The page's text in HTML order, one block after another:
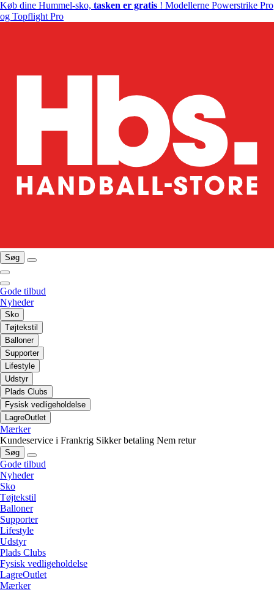
Køb dine Hummel-sko, tasken er gratis ! Modellerne Powerstrike Pro
og Topflight Pro
Søg
Gode tilbud
Nyheder
Sko
Tøjtekstil
Balloner
Supporter
Lifestyle
Udstyr
Plads Clubs
Fysisk vedligeholdelse
LagreOutlet
Mærker
Kundeservice i Frankrig Sikker betaling Nem retur
Søg
Gode tilbud
Nyheder
Sko
Tøjtekstil
Balloner
Supporter
Lifestyle
Udstyr
Plads Clubs
Fysisk vedligeholdelse
LagreOutlet
Mærker